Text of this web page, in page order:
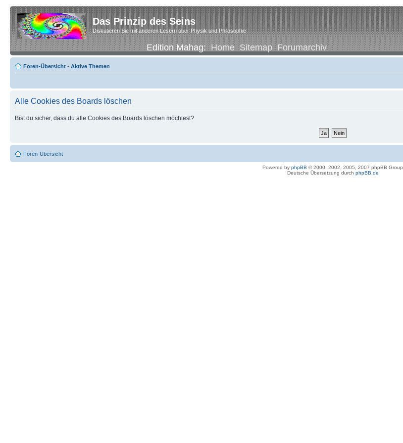
Das Prinzip des Seins
Diskutieren Sie mit anderen Lesern über Physik und Philosophie
Edition Mahag:Home Sitemap Forumarchiv
Foren-Übersicht • Aktive Themen
Alle Cookies des Boards löschen
Bist du sicher, dass du alle Cookies des Boards löschen möchtest?
Foren-Übersicht
Powered by phpBB © 2000, 2002, 2005, 2007 phpBB Group
Deutsche Übersetzung durch phpBB.de